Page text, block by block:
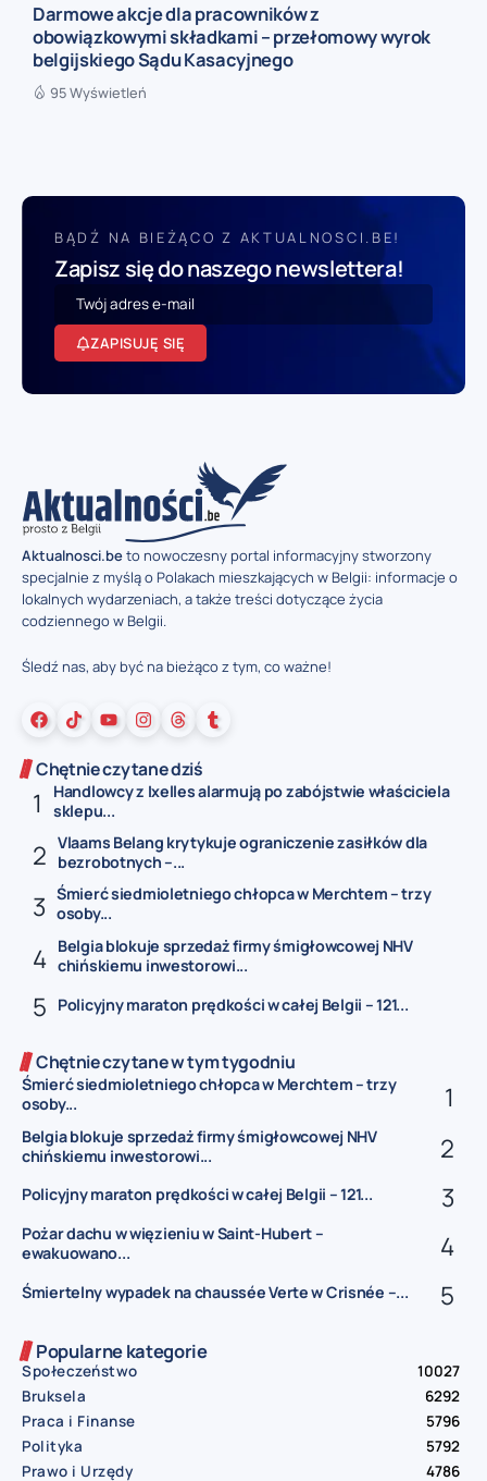
Darmowe akcje dla pracowników z
obowiązkowymi składkami – przełomowy wyrok
belgijskiego Sądu Kasacyjnego
95 Wyświetleń
BĄDŹ NA BIEŻĄCO Z AKTUALNOSCI.BE!
Zapisz się do naszego newslettera!
ZAPISUJĘ SIĘ
Aktualnosci.beto nowoczesny portal informacyjny stworzony
specjalnie z myślą o Polakach mieszkających w Belgii: informacje o
lokalnych wydarzeniach, a także treści dotyczące życia
codziennego w Belgii.
Śledź nas, aby być na bieżąco z tym, co ważne!
Chętnie czytane dziś
Handlowcy z Ixelles alarmują po zabójstwie właściciela
sklepu...
Vlaams Belang krytykuje ograniczenie zasiłków dla
bezrobotnych –...
Śmierć siedmioletniego chłopca w Merchtem – trzy
osoby...
Belgia blokuje sprzedaż firmy śmigłowcowej NHV
chińskiemu inwestorowi...
Policyjny maraton prędkości w całej Belgii – 121...
Chętnie czytane w tym tygodniu
Śmierć siedmioletniego chłopca w Merchtem – trzy
osoby...
Belgia blokuje sprzedaż firmy śmigłowcowej NHV
chińskiemu inwestorowi...
Policyjny maraton prędkości w całej Belgii – 121...
Pożar dachu w więzieniu w Saint-Hubert –
ewakuowano...
Śmiertelny wypadek na chaussée Verte w Crisnée –...
Popularne kategorie
Społeczeństwo
10027
Bruksela
6292
Praca i Finanse
5796
Polityka
5792
Prawo i Urzędy
4786